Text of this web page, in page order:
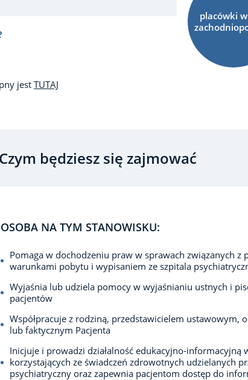
placówki
jest TUTAJ
Czym będziesz się zajmować
OSOBA NA TYM STANOWISKU:
Pomaga w dochodzeniu praw w sprawach związanych z
warunkami pobytu i wypisaniem ze szpitala
Wyjaśnia lub udziela pomocy w wyjaśnianiu ustnych i
pacjentów
Współpracuje z rodziną, przedstawicielem ustawowym,
lub faktycznym Pacjenta
Inicjuje i prowadzi działalność edukacyjno-informacyjną
korzystających ze świadczeń zdrowotnych udzielanych
psychiatryczny oraz zapewnia pacjentom dostęp do